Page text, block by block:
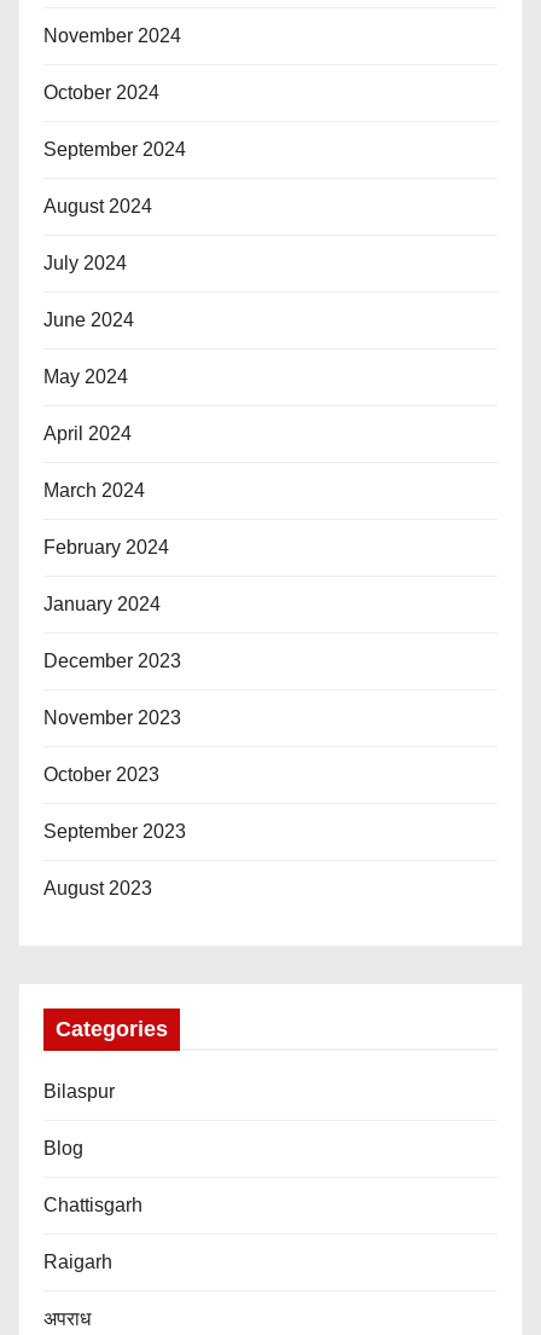
November 2024
October 2024
September 2024
August 2024
July 2024
June 2024
May 2024
April 2024
March 2024
February 2024
January 2024
December 2023
November 2023
October 2023
September 2023
August 2023
Categories
Bilaspur
Blog
Chattisgarh
Raigarh
अपराध